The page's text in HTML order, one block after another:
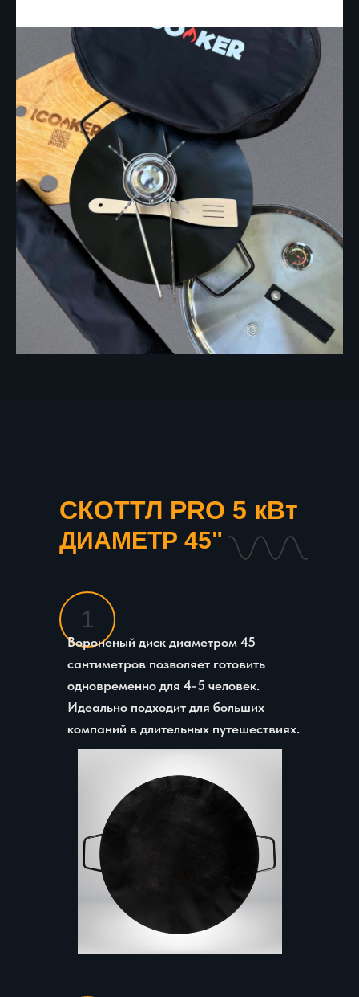
1
СКОТТЛ PRO 5 кВт
ДИАМЕТР 45"
Вороненый диск диаметром 45
сантиметров позволяет готовить
одновременно для 4-5 человек.
Идеально подходит для больших
компаний в длительных путешествиях.